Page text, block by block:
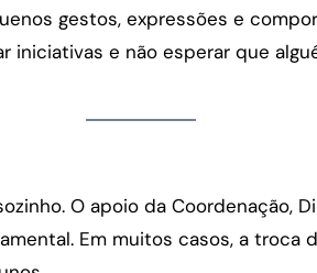
gestos, expressões e
iniciativas e não esperar que
O apoio da Coordenação,
Em muitos casos, a